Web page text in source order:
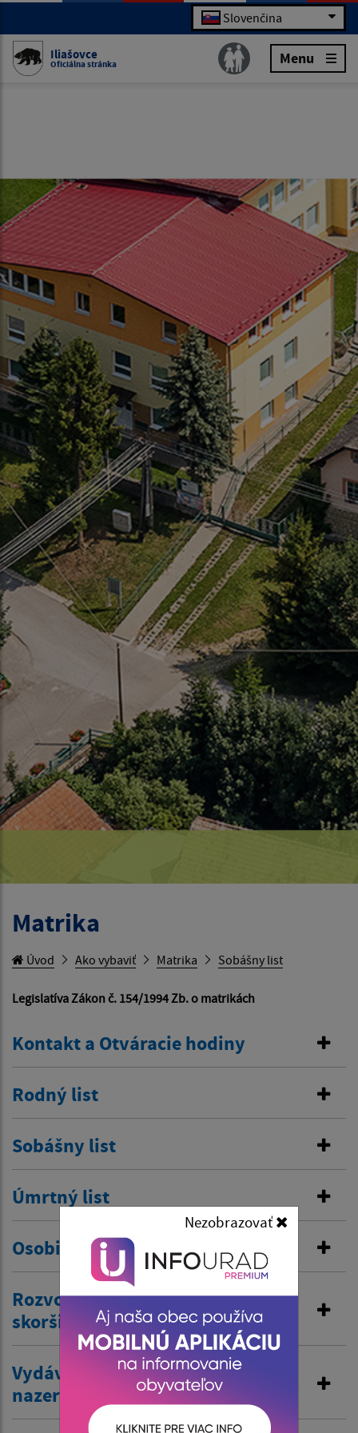
Nezobrazovať
Slovenčina
Iliašovce
Oficiálna stránka Menu
Matrika
Úvod Ako vybaviť Matrika Sobášny list
Legislatíva Zákon č. 154/1994 Zb. o matrikách
Kontakt a Otváracie hodiny
Rodný list
Sobášny list
Úmrtný list
Osobitná matrika
Rozvod manželstva a prijatie
skoršieho priezviska
Vydávanie výpisov z matriky a
nazeranie do matriky